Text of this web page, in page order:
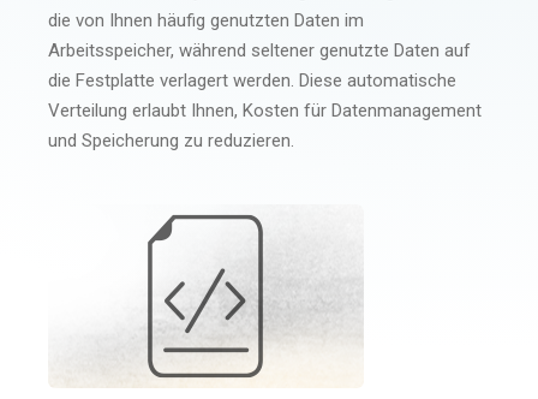
die von Ihnen häufig genutzten Daten im
Arbeitsspeicher, während seltener genutzte Daten auf
die Festplatte verlagert werden. Diese automatische
Verteilung erlaubt Ihnen, Kosten für Datenmanagement
und Speicherung zu reduzieren.